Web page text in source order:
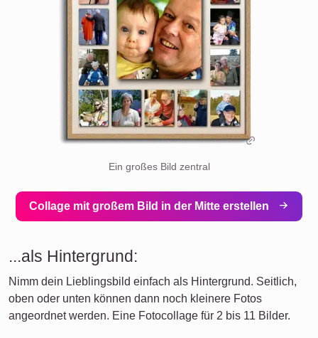
Ein großes Bild zentral
Collage mit großem Bild in der Mitte erstellen
...als Hintergrund:
Nimm dein Lieblingsbild einfach als Hintergrund. Seitlich,
oben oder unten können dann noch kleinere Fotos
angeordnet werden. Eine Fotocollage für 2 bis 11 Bilder.